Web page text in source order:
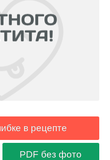
в рецепте
PDF без фото